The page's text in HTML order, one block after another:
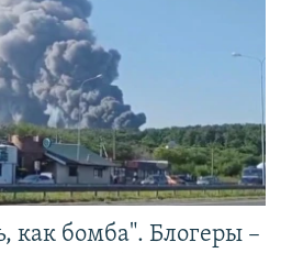
как бомба". Блогеры –